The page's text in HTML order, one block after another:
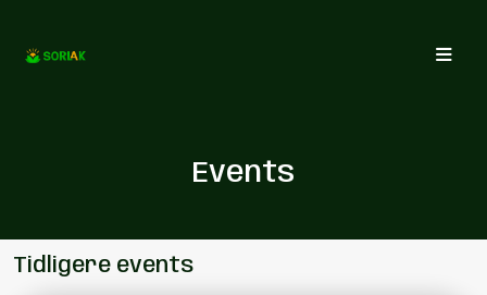
Events
Tidligere events